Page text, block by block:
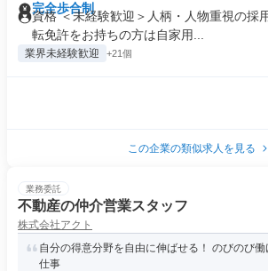
完全歩合制
資格 ＜未経験歓迎＞人柄・人物重視の
転免許をお持ちの方は自家用...
業界未経験歓迎 +21個
この企業の類似求人を見る
業務委託
不動産の仲介営業スタッフ
株式会社アクト
自分の得意分野を自由に伸ばせる！ のびのび
仕事